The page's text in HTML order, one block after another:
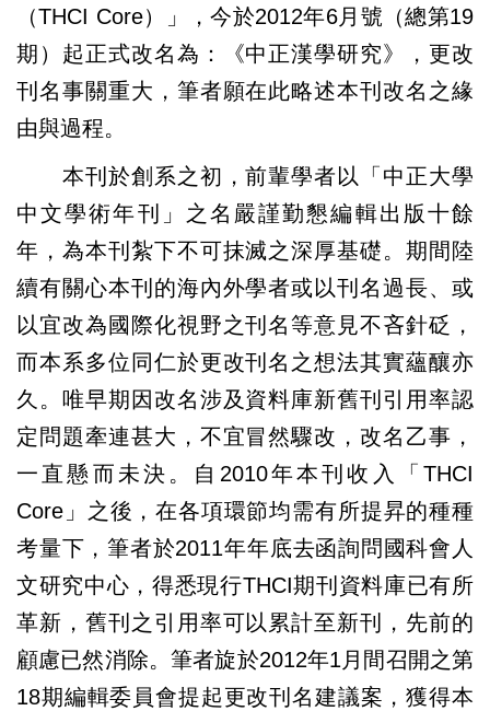
（THCI Core）」，今於2012年6月號（總第19
期）起正式改名為：《中正漢學研究》，更改
刊名事關重大，筆者願在此略述本刊改名之緣
由與過程。
本刊於創系之初，前輩學者以「中正大學
中文學術年刊」之名嚴謹勤懇編輯出版十餘
年，為本刊紮下不可抹滅之深厚基礎。期間陸
續有關心本刊的海內外學者或以刊名過長、或
以宜改為國際化視野之刊名等意見不吝針砭，
而本系多位同仁於更改刊名之想法其實蘊釀亦
久。唯早期因改名涉及資料庫新舊刊引用率認
定問題牽連甚大，不宜冒然驟改，改名乙事，
一直懸而未決。自2010年本刊收入「THCI
Core」之後，在各項環節均需有所提昇的種種
考量下，筆者於2011年年底去函詢問國科會人
文研究中心，得悉現行THCI期刊資料庫已有所
革新，舊刊之引用率可以累計至新刊，先前的
顧慮已然消除。筆者旋於2012年1月間召開之第
18期編輯委員會提起更改刊名建議案，獲得本